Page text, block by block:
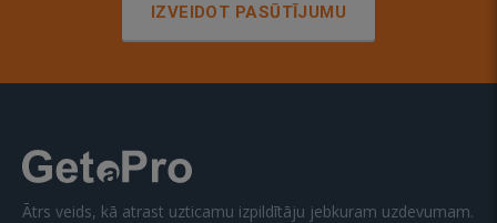
IZVEIDOT PASŪTĪJUMU
Ātrs veids, kā atrast uzticamu izpildītāju jebkuram uzdevumam.